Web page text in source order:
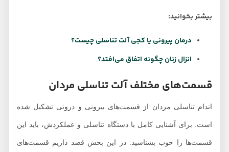
بیشتر بخوانید:
درمان پیرونی یا کجی آلت تناسلی چیست؟
انزال زنان چگونه اتفاق می‌افتد؟
قسمت‌های مختلف آلت تناسلی مردان
اندام تناسلی مردان از قسمت‌های بیرونی و درونی تشکیل شده
است. برای آشنایی کامل با دستگاه تناسلی و عملکردش، باید این
قسمت‌ها را خوب بشناسید. در این بخش قصد داریم قسمت‌های